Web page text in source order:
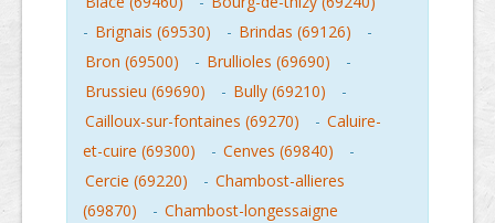
- Brignais (69530) - Brindas (69126)
-
Bron (69500)
- Brullioles (69690)
-
Brussieu (69690)
- Bully (69210)
-
Cailloux-sur-fontaines (69270)
- Caluire-
et-cuire (69300)
- Cenves (69840)
-
Cercie (69220)
- Chambost-allieres
(69870)
- Chambost-longessaigne